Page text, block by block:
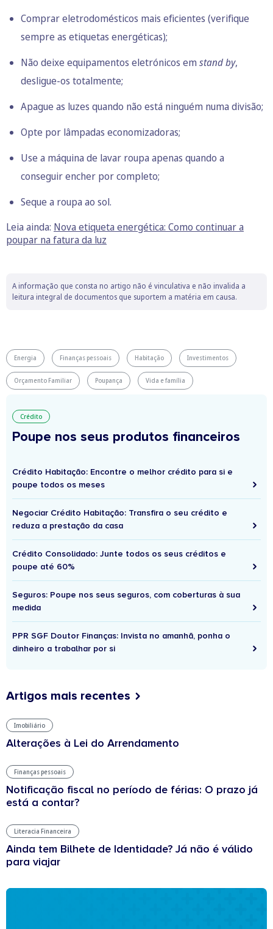
Comprar eletrodomésticos mais eficientes (verifique
sempre as etiquetas energéticas);
Não deixe equipamentos eletrónicos em standby,
desligue-os totalmente;
Apague as luzes quando não está ninguém numa divisão;
Opte por lâmpadas economizadoras;
Use a máquina de lavar roupa apenas quando a
conseguir encher por completo;
Seque a roupa ao sol.
Leia ainda: Nova etiqueta energética: Como continuar a
poupar na fatura da luz
A informação que consta no artigo não é vinculativa e não invalida a
leitura integral de documentos que suportem a matéria em causa.
Energia Finanças pessoais Habitação Investimentos
Orçamento Familiar Poupança Vida e família
Crédito
Poupe nos seus produtos financeiros
Crédito Habitação: Encontre o melhor crédito para si e
poupe todos os meses
Negociar Crédito Habitação: Transfira o seu crédito e
reduza a prestação da casa
Crédito Consolidado: Junte todos os seus créditos e
poupe até 60%
Seguros: Poupe nos seus seguros, com coberturas à sua
medida
PPR SGF Doutor Finanças: Invista no amanhã, ponha o
dinheiro a trabalhar por si
Artigos mais recentes
Imobiliário
Alterações à Lei do Arrendamento
Finanças pessoais
Notificação fiscal no período de férias: O prazo já
está a contar?
Literacia Financeira
Ainda tem Bilhete de Identidade? Já não é válido
para viajar